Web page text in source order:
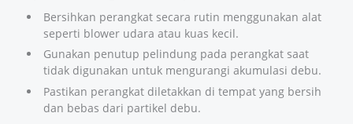
Bersihkan perangkat secara rutin menggunakan alat
seperti blower udara atau kuas kecil.
Gunakan penutup pelindung pada perangkat saat
tidak digunakan untuk mengurangi akumulasi debu.
Pastikan perangkat diletakkan di tempat yang bersih
dan bebas dari partikel debu.